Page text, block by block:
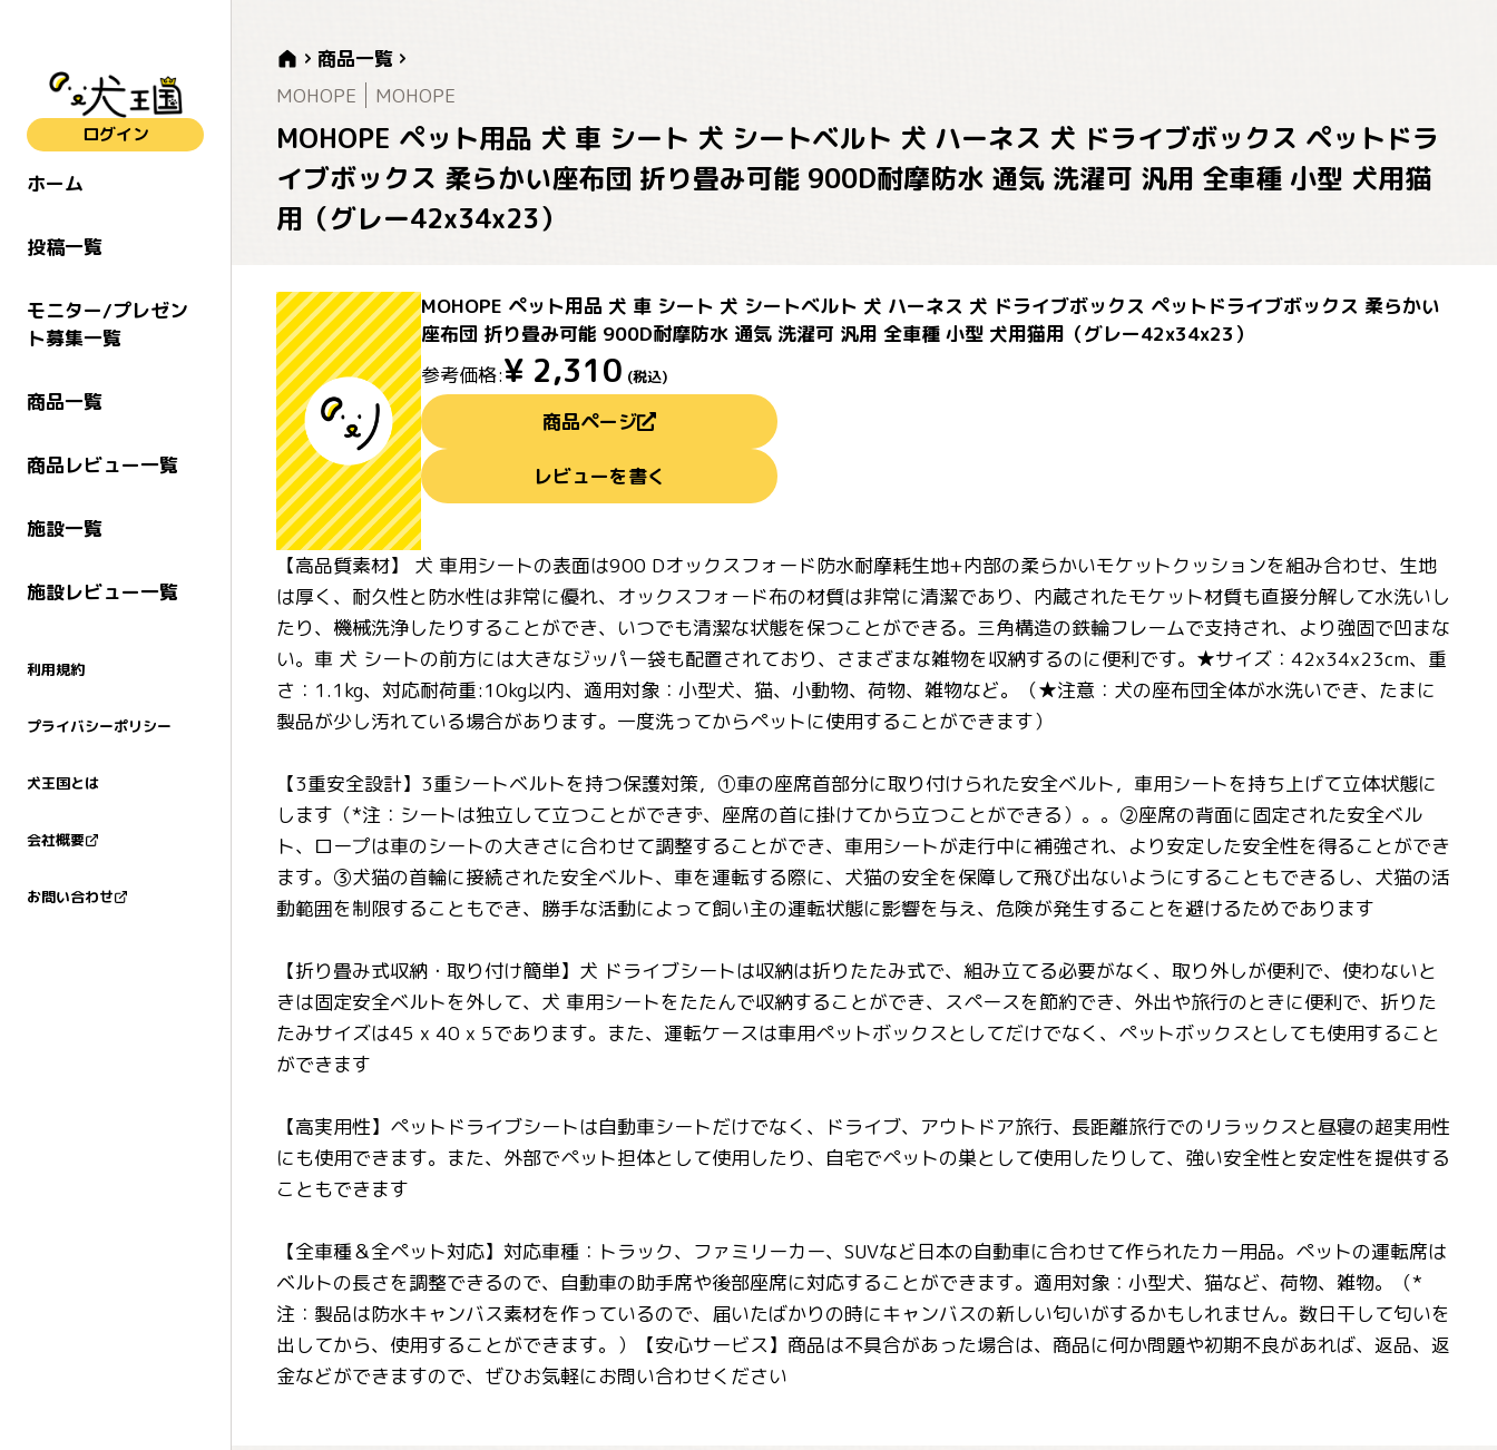
ログイン
ホーム
投稿一覧
モニター/プレゼン
ト募集一覧
商品一覧
商品レビュー一覧
施設一覧
施設レビュー一覧
利用規約
プライバシーポリシー
犬王国とは
会社概要
お問い合わせ
商品一覧
MOHOPE
MOHOPE
MOHOPE ペット用品 犬 車 シート 犬 シートベルト 犬 ハーネス 犬 ドライブボックス ペットドラ
イブボックス 柔らかい座布団 折り畳み可能 900D耐摩防水 通気 洗濯可 汎用 全車種 小型 犬用猫
用（グレー42x34x23）
MOHOPE ペット用品 犬 車 シート 犬 シートベルト 犬 ハーネス 犬 ドライブボックス ペットドライブボックス 柔らかい
座布団 折り畳み可能 900D耐摩防水 通気 洗濯可 汎用 全車種 小型 犬用猫用（グレー42x34x23）
参考価格:¥ 2,310 (税込)
商品ページ
レビューを書く
【高品質素材】 犬 車用シートの表面は900 Dオックスフォード防水耐摩耗生地+内部の柔らかいモケットクッションを組み合わせ、生地
は厚く、耐久性と防水性は非常に優れ、オックスフォード布の材質は非常に清潔であり、内蔵されたモケット材質も直接分解して水洗いし
たり、機械洗浄したりすることができ、いつでも清潔な状態を保つことができる。三角構造の鉄輪フレームで支持され、より強固で凹まな
い。車 犬 シートの前方には大きなジッパー袋も配置されており、さまざまな雑物を収納するのに便利です。★サイズ：42x34x23cm、重
さ：1.1kg、対応耐荷重:10kg以内、適用対象：小型犬、猫、小動物、荷物、雑物など。（★注意：犬の座布団全体が水洗いでき、たまに
製品が少し汚れている場合があります。一度洗ってからペットに使用することができます）
【3重安全設計】3重シートベルトを持つ保護対策，①車の座席首部分に取り付けられた安全ベルト，車用シートを持ち上げて立体状態に
します（*注：シートは独立して立つことができず、座席の首に掛けてから立つことができる）。。②座席の背面に固定された安全ベル
ト、ロープは車のシートの大きさに合わせて調整することができ、車用シートが走行中に補強され、より安定した安全性を得ることができ
ます。③犬猫の首輪に接続された安全ベルト、車を運転する際に、犬猫の安全を保障して飛び出ないようにすることもできるし、犬猫の活
動範囲を制限することもでき、勝手な活動によって飼い主の運転状態に影響を与え、危険が発生することを避けるためであります
【折り畳み式収納・取り付け簡単】犬 ドライブシートは収納は折りたたみ式で、組み立てる必要がなく、取り外しが便利で、使わないと
きは固定安全ベルトを外して、犬 車用シートをたたんで収納することができ、スペースを節約でき、外出や旅行のときに便利で、折りた
たみサイズは45 x 40 x 5であります。また、運転ケースは車用ペットボックスとしてだけでなく、ペットボックスとしても使用すること
ができます
【高実用性】ペットドライブシートは自動車シートだけでなく、ドライブ、アウトドア旅行、長距離旅行でのリラックスと昼寝の超実用性
にも使用できます。また、外部でペット担体として使用したり、自宅でペットの巣として使用したりして、強い安全性と安定性を提供する
こともできます
【全車種＆全ペット対応】対応車種：トラック、ファミリーカー、SUVなど日本の自動車に合わせて作られたカー用品。ペットの運転席は
ベルトの長さを調整できるので、自動車の助手席や後部座席に対応することができます。適用対象：小型犬、猫など、荷物、雑物。（*
注：製品は防水キャンバス素材を作っているので、届いたばかりの時にキャンバスの新しい匂いがするかもしれません。数日干して匂いを
出してから、使用することができます。）【安心サービス】商品は不具合があった場合は、商品に何か問題や初期不良があれば、返品、返
金などができますので、ぜひお気軽にお問い合わせください